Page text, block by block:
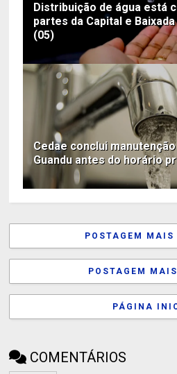
Distribuição de água está
partes da Capital e
(05)
Cedae conclui
Guandu antes do horário
POSTAGEM MAIS
POSTAGEM
PÁGINA
COMENTÁRIOS